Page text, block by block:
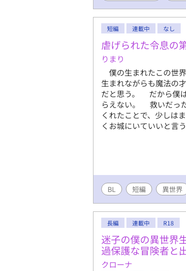
短編 連載中 なし
虐げられた令息の
りまり
僕の生まれたこの世
生まれながらも魔法の
だと思う。 だから僕
らえない。 救いだっ
くれたことで、少しは
くお城にいていい
BL 短編 異世界
長編 連載中 R18
迷子の僕の異世界
過保護な冒険者と
クローナ